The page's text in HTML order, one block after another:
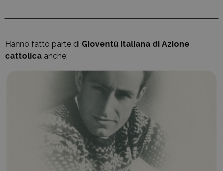
Hanno fatto parte di Gioventù italiana di Azione
cattolica anche: